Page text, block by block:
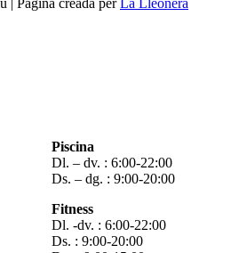
| Pàgina creada perLa Lleonera
Piscina
Dl. – dv. : 6:00-22:00
Ds. – dg. : 9:00-20:00
Fitness
Dl. -dv. : 6:00-22:00
Ds. : 9:00-20:00